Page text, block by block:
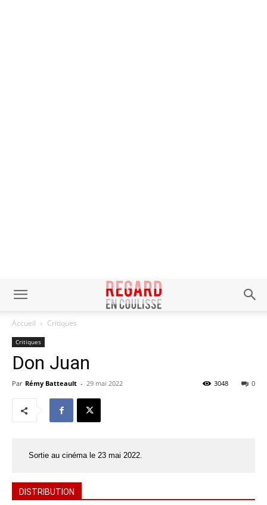
Accueil Critiques
Critiques
Don Juan
Par Rémy Batteault - 29 mai 2022 0
3048
Sortie au cinéma le 23 mai 2022.
DISTRIBUTION